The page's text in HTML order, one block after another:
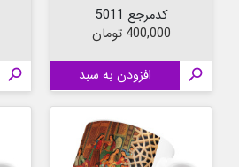
کدمرجع 5011
قیمت
400,000 تومان
 افزودن به سبد 